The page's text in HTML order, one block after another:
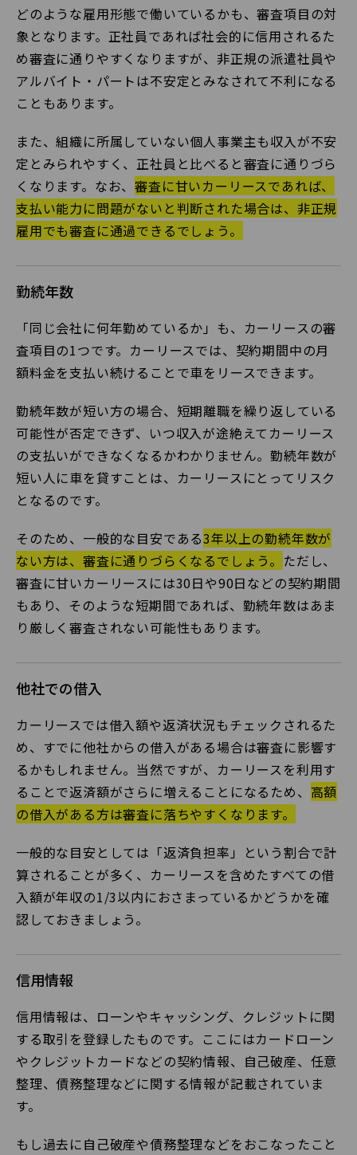
どのような雇用形態で働いているかも、審査項目の対
象となります。正社員であれば社会的に信用されるた
め審査に通りやすくなりますが、非正規の派遣社員や
アルバイト・パートは不安定とみなされて不利になる
こともあります。
また、組織に所属していない個人事業主も収入が不安
定とみられやすく、正社員と比べると審査に通りづら
くなります。なお、審査に甘いカーリースであれば、
支払い能力に問題がないと判断された場合は、非正規
雇用でも審査に通過できるでしょう。
勤続年数
「同じ会社に何年勤めているか」も、カーリースの審
査項目の1つです。カーリースでは、契約期間中の月
額料金を支払い続けることで車をリースできます。
勤続年数が短い方の場合、短期離職を繰り返している
可能性が否定できず、いつ収入が途絶えてカーリース
の支払いができなくなるかわかりません。勤続年数が
短い人に車を貸すことは、カーリースにとってリスク
となるのです。
そのため、一般的な目安である3年以上の勤続年数が
ない方は、審査に通りづらくなるでしょう。 ただし、
審査に甘いカーリースには30日や90日などの契約期間
もあり、そのような短期間であれば、勤続年数はあま
り厳しく審査されない可能性もあります。
他社での借入
カーリースでは借入額や返済状況もチェックされるた
め、すでに他社からの借入がある場合は審査に影響す
るかもしれません。当然ですが、カーリースを利用す
ることで返済額がさらに増えることになるため、 高額
の借入がある方は審査に落ちやすくなります。
一般的な目安としては「返済負担率」という割合で計
算されることが多く、カーリースを含めたすべての借
入額が年収の1/3以内におさまっているかどうかを確
認しておきましょう。
信用情報
信用情報は、ローンやキャッシング、クレジットに関
する取引を登録したものです。ここにはカードローン
やクレジットカードなどの契約情報、自己破産、任意
整理、債務整理などに関する情報が記載されていま
す。
もし過去に自己破産や債務整理などをおこなったこと